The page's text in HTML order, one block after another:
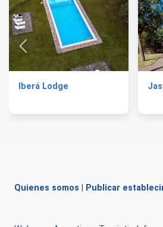
Iberá Lodge
Quienes somos Publicar